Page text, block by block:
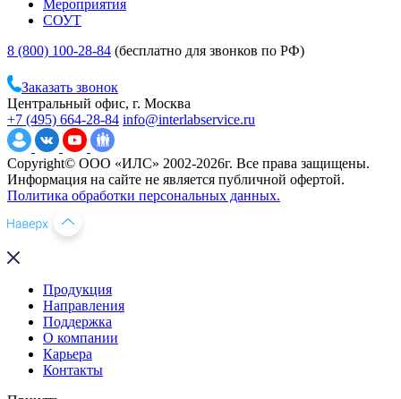
Мероприятия
СОУТ
8 (800) 100-28-84 (бесплатно для звонков по РФ)
Заказать звонок
Центральный офис, г. Москва
+7 (495) 664-28-84 info@interlabservice.ru
Copyright© ООО «ИЛС» 2002-2026г. Все права защищены.
Информация на сайте не является публичной офертой.
Политика обработки персональных данных.
Продукция
Направления
Поддержка
О компании
Карьера
Контакты